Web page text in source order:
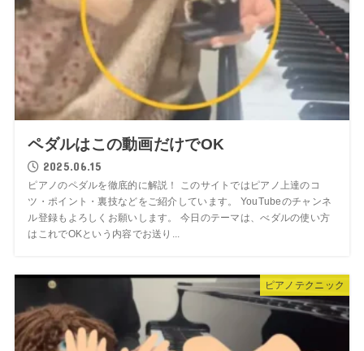
ペダルはこの動画だけでOK
2025.06.15
ピアノのペダルを徹底的に解説！ このサイトではピアノ上達のコ
ツ・ポイント・裏技などをご紹介しています。 YouTubeのチャンネ
ル登録もよろしくお願いします。 今日のテーマは、べダルの使い方
はこれでOKという内容でお送り...
ピアノテクニック